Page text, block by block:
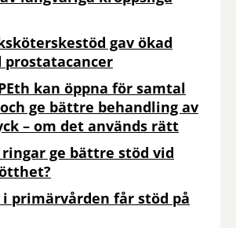
gav ökad
kan öppna för samtal
ge bättre behandling av
– om det används rätt
ge bättre stöd vid
primärvården får stöd på